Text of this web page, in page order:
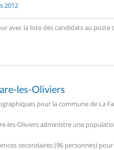
2012
avec la liste des candidats au
les-Oliviers
pour la commune de La
les-Oliviers administre une
secondaires (96 personnes)